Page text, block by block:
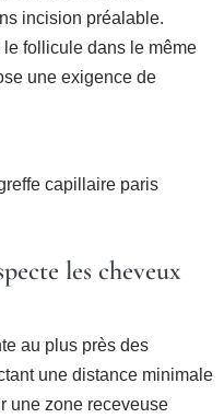
incision préalable.
follicule dans le même
une exigence de
les cheveux
au plus près des
une distance minimale
une zone receveuse